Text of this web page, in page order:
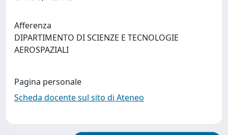
Afferenza
DIPARTIMENTO DI SCIENZE E TECNOLOGIE
AEROSPAZIALI
Pagina personale
Scheda docente sul sito di Ateneo